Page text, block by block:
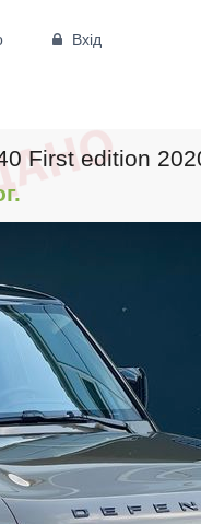
Вхід
First edition